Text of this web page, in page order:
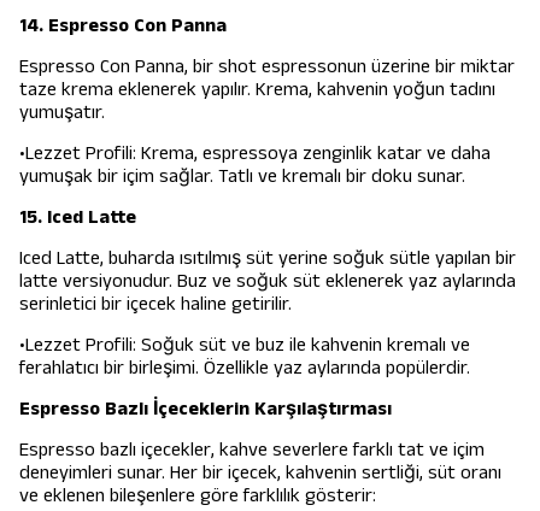
14. Espresso Con Panna
Espresso Con Panna, bir shot espressonun üzerine bir miktar
taze krema eklenerek yapılır. Krema, kahvenin yoğun tadını
yumuşatır.
•Lezzet Profili: Krema, espressoya zenginlik katar ve daha
yumuşak bir içim sağlar. Tatlı ve kremalı bir doku sunar.
15. Iced Latte
Iced Latte, buharda ısıtılmış süt yerine soğuk sütle yapılan bir
latte versiyonudur. Buz ve soğuk süt eklenerek yaz aylarında
serinletici bir içecek haline getirilir.
•Lezzet Profili: Soğuk süt ve buz ile kahvenin kremalı ve
ferahlatıcı bir birleşimi. Özellikle yaz aylarında popülerdir.
Espresso Bazlı İçeceklerin Karşılaştırması
Espresso bazlı içecekler, kahve severlere farklı tat ve içim
deneyimleri sunar. Her bir içecek, kahvenin sertliği, süt oranı
ve eklenen bileşenlere göre farklılık gösterir: